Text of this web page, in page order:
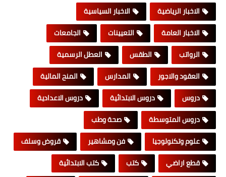
الاخبار الرياضية
الاخبار السياسية
الاخبار العامة
التعيينات
الجامعات
الرواتب
الطقس
العطل الرسمية
العقود والاجور
المدارس
المنح المالية
دروس
دروس الابتدائية
دروس الاعدادية
دروس المتوسطة
صحة وطب
علوم وتكنولوجيا
فن ومشاهير
قروض وسلف
قطع اراضي
كتب
كتب الابتدائية